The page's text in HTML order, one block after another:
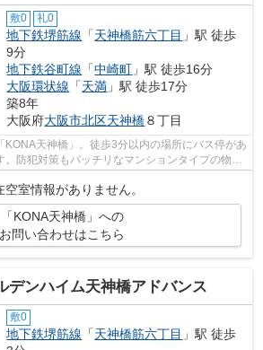
敷0 礼0
地下鉄堺筋線 「天神橋筋六丁目 」駅 徒歩
9分
地下鉄谷町線 「中崎町 」駅 徒歩16分
大阪環状線 「天満 」駅 徒歩17分
築8年
大阪府大阪市北区天神橋８丁目
KONA天神橋」。徒歩3分以内の場所にバス停があ
。防犯対策もバッチリなマンションタイプの物件
で、年月とと...
空室情報がありません。
「KONA天神橋」への
お問い合わせはこちら
デンハイム天神橋アドバンス
敷0
地下鉄堺筋線 「天神橋筋六丁目 」駅 徒歩